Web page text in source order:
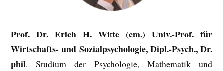
Prof. Dr. Erich H. Witte (em.) Univ.-Prof. für
Wirtschafts- und Sozialpsychologie, Dipl.-Psych., Dr.
phil. Studium der Psychologie, Mathematik und